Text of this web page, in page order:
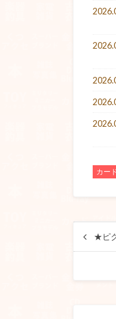
カー
★ピ